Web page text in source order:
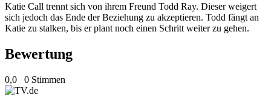
Katie Call trennt sich von ihrem Freund Todd Ray. Dieser weigert
sich jedoch das Ende der Beziehung zu akzeptieren. Todd fängt an
Katie zu stalken, bis er plant noch einen Schritt weiter zu gehen.
Bewertung
0,0 0 Stimmen